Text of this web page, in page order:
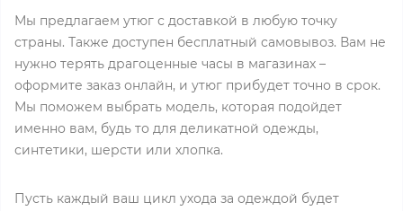
Мы предлагаем утюг с доставкой в любую точку
страны. Также доступен бесплатный самовывоз. Вам не
нужно терять драгоценные часы в магазинах –
оформите заказ онлайн, и утюг прибудет точно в срок.
Мы поможем выбрать модель, которая подойдет
именно вам, будь то для деликатной одежды,
синтетики, шерсти или хлопка.
Пусть каждый ваш цикл ухода за одеждой будет